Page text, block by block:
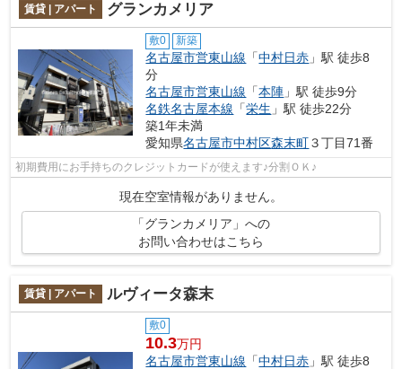
賃貸 | アパート グランカメリア
敷0 新築
名古屋市営東山線 「中村日赤 」駅 徒歩8
分
名古屋市営東山線 「本陣 」駅 徒歩9分
名鉄名古屋本線 「栄生 」駅 徒歩22分
築1年未満
愛知県名古屋市中村区森末町３丁目71番
初期費用にお手持ちのクレジットカードが使えます♪分割ＯＫ♪
現在空室情報がありません。
「グランカメリア」への
お問い合わせはこちら
賃貸 | アパート ルヴィータ森末
敷0
10.3万円
名古屋市営東山線 「中村日赤 」駅 徒歩8